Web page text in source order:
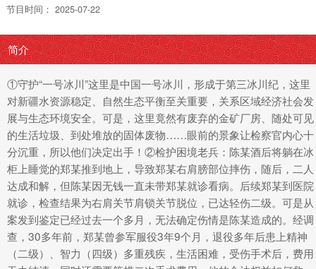
节目时间： 2025-07-22
简介
①守护“一号冰川”这里是中国一号冰川，形成于第三冰川纪，这里
对新疆水资源稳定、自然生态平衡至关重要，关系区域经济社会发
展与生态环境安全。可是，这里竟然有废弃的金矿厂房、随处可见
的生活垃圾、到处堆放的固体废物……眼前的景象让检察官内心十
分沉重，所以他们决定出手！②检护困境老兵：陈某酒后将躺在冰
柜上睡觉的郑某推到地上，导致郑某右肩膀部位摔伤，随后，二人
达成和解，但陈某因无钱一直未带郑某就诊看病。后续郑某到医院
就诊，检查结果为右肩关节肩锁关节脱位，已达轻伤二级。可是从
案发到鉴定已经过去一个多月，无法确定伤情是陈某造成的。经调
查，30多年前，郑某曾参军服役3年9个月，退役多年后患上精神
（二级）、智力（四级）多重残疾，生活困难，受伤手术后，费用